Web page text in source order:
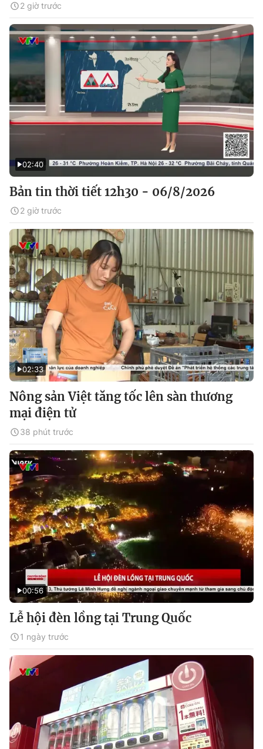
2 giờ trước
02:40
Bản tin thời tiết 12h30 - 06/8/2026
2 giờ trước
02:33
Nông sản Việt tăng tốc lên sàn thương
mại điện tử
38 phút trước
00:56
Lễ hội đèn lồng tại Trung Quốc
1 ngày trước